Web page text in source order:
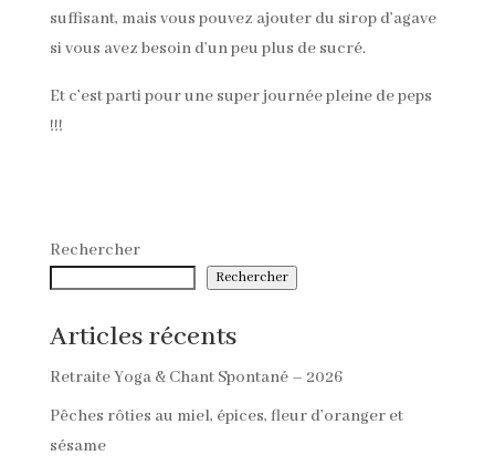
suffisant, mais vous pouvez ajouter du sirop d’agave
si vous avez besoin d’un peu plus de sucré.
Et c’est parti pour une super journée pleine de peps
!!!
Rechercher
Rechercher
Articles récents
Retraite Yoga & Chant Spontané – 2026
Pêches rôties au miel, épices, fleur d’oranger et
sésame